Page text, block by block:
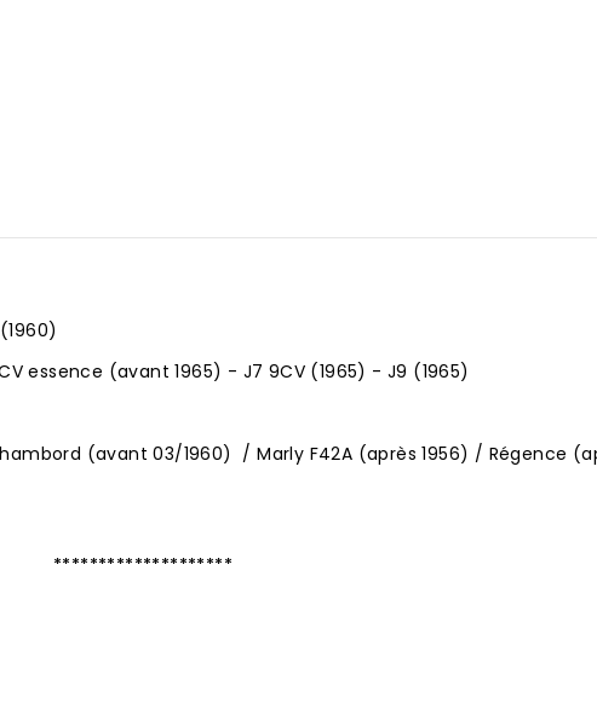
essence (avant 1965) - J7 9CV (1965) - J9 (1965)
(avant 03/1960) / Marly F42A (après 1956) / Régence
********************